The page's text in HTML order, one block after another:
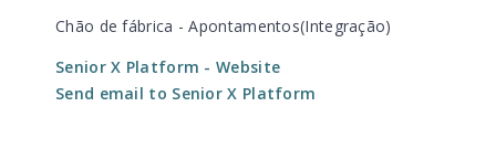
Chão de fábrica - Apontamentos(Integração)
Senior X Platform - Website
Send email to Senior X Platform